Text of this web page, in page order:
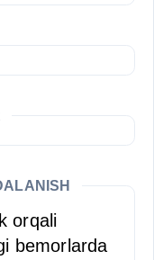
orqali
bemorlarda